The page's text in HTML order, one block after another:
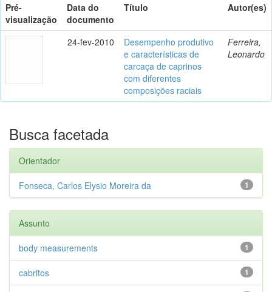
Pré-
visualização
Data do
documento
Título Autor(es)
24-fev-2010
Desempenho produtivo
e características de
carcaça de caprinos
com diferentes
composições raciais
Ferreira,
Leonardo
Busca facetada
Orientador
1
Fonseca, Carlos Elysio Moreira da
Assunto
1
body measurements
1
cabritos